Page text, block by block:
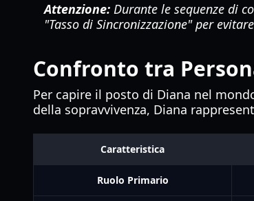
Attenzione: Durante le sequenze di
"Tasso di Sincronizzazione" per
Confronto tra
Per capire il posto di Diana nel
della sopravvivenza, Diana
Caratteristica
Ruolo Primario